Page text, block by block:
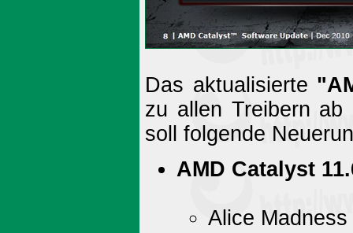
Das aktualisierte
zu allen Treibern ab
soll folgende
AMD Catalyst
Alice